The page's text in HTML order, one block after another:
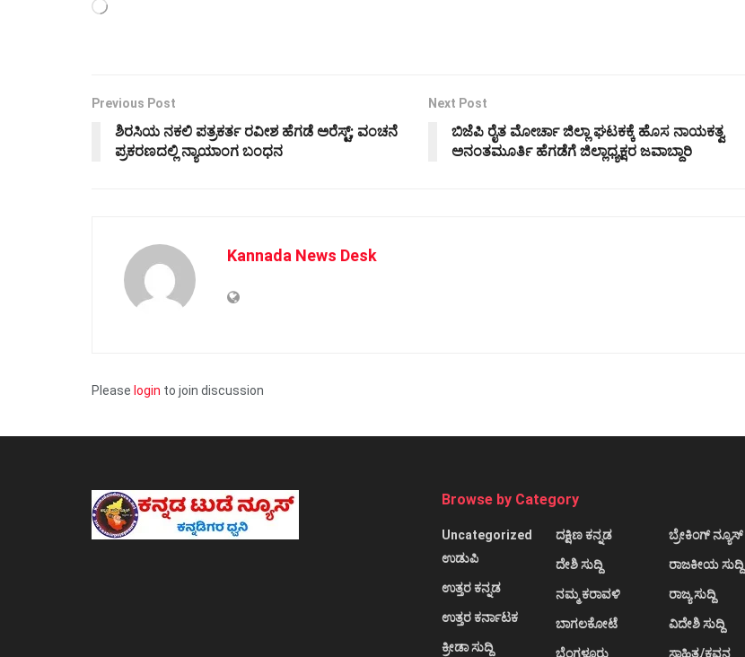
Loading…
Previous Post
ಶಿರಸಿಯ ನಕಲಿ ಪತ್ರಕರ್ತ ರವೀಶ ಹೆಗಡೆ ಅರೆಸ್ಟ್; ವಂಚನೆ
ಪ್ರಕರಣದಲ್ಲಿ ನ್ಯಾಯಾಂಗ ಬಂಧನ
Next Post
ಬಿಜೆಪಿ ರೈತ ಮೋರ್ಚಾ ಜಿಲ್ಲಾ ಘಟಕಕ್ಕೆ ಹೊಸ ನಾಯಕತ್ವ
ಅನಂತಮೂರ್ತಿ ಹೆಗಡೆಗೆ ಜಿಲ್ಲಾಧ್ಯಕ್ಷರ ಜವಾಬ್ದಾರಿ
Kannada News Desk
Please login to join discussion
Browse by Category
Uncategorized
ಉಡುಪಿ
ಉತ್ತರ ಕನ್ನಡ
ಉತ್ತರ ಕರ್ನಾಟಕ
ಕ್ರೀಡಾ ಸುದ್ದಿ
ದಕ್ಷಿಣ ಕನ್ನಡ
ದೇಶಿ ಸುದ್ದಿ
ನಮ್ಮ ಕರಾವಳಿ
ಬಾಗಲಕೋಟೆ
ಬೆಂಗಳೂರು
ಬ್ರೇಕಿಂಗ್ ನ್ಯೂಸ್
ರಾಜಕೀಯ ಸುದ್ದಿ
ರಾಜ್ಯ ಸುದ್ದಿ
ವಿದೇಶಿ ಸುದ್ದಿ
ಸಾಹಿತ್ಯ/ಕವನ